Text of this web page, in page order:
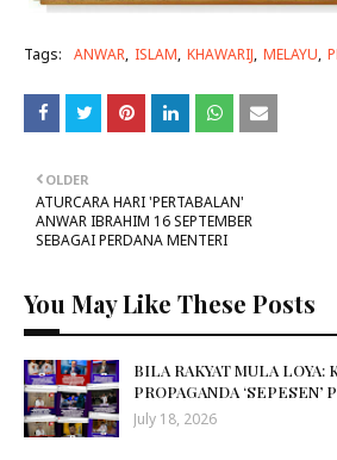
Tags: ANWAR ISLAM KHAWARIJ MELAYU
OLDER
ATURCARA HARI 'PERTABALAN'
ANWAR IBRAHIM 16 SEPTEMBER
SEBAGAI PERDANA MENTERI
You May Like These Posts
BILA RAKYAT MULA LOYA:
PROPAGANDA ‘SEPESEN’
July 18, 2026